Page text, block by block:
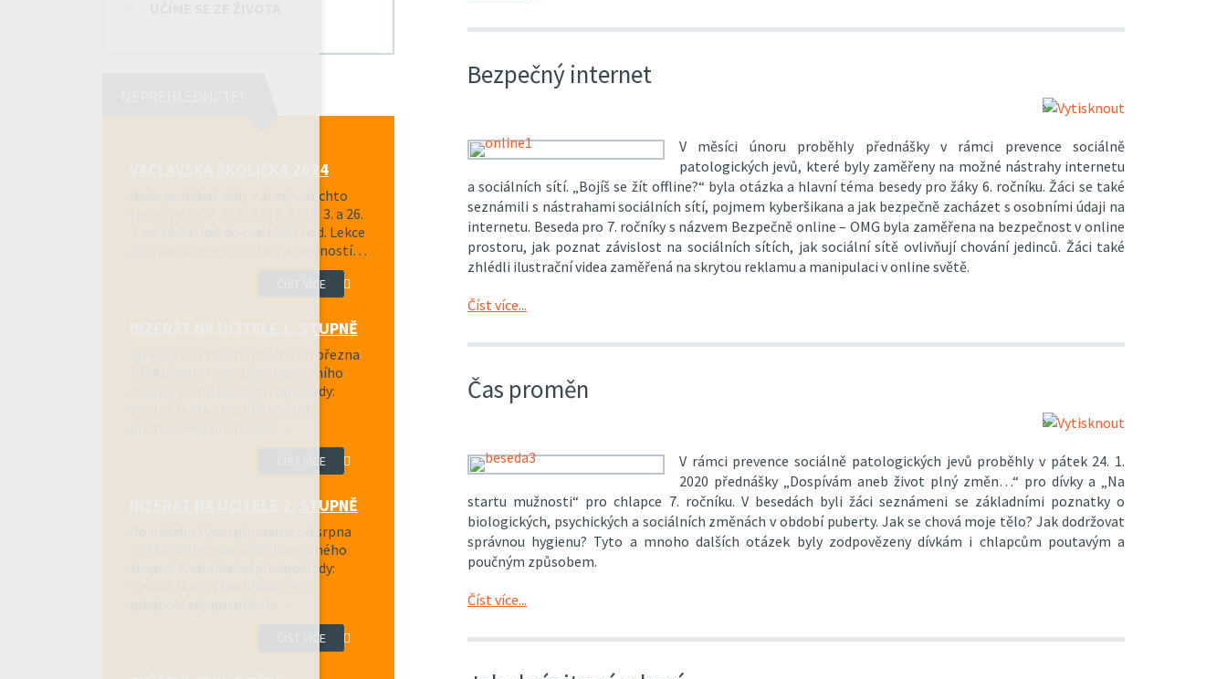
Bezpečný internet
V měsíci únoru proběhly přednášky v rámci prevence sociálně
patologických jevů, které byly zaměřeny na možné nástrahy internetu
a sociálních sítí. „Bojíš se žít offline?“ byla otázka a hlavní téma besedy pro žáky 6. ročníku. Žáci se také
seznámili s nástrahami sociálních sítí, pojmem kyberšikana a jak bezpečně zacházet s osobními údaji na
internetu. Beseda pro 7. ročníky s názvem Bezpečně online – OMG byla zaměřena na bezpečnost v online
prostoru, jak poznat závislost na sociálních sítích, jak sociální sítě ovlivňují chování jedinců. Žáci také
zhlédli ilustrační videa zaměřená na skrytou reklamu a manipulaci v online světě.
Číst více...
Čas proměn
V rámci prevence sociálně patologických jevů proběhly v pátek 24. 1.
2020 přednášky „Dospívám aneb život plný změn…“ pro dívky a „Na
startu mužnosti“ pro chlapce 7. ročníku. V besedách byli žáci seznámeni se základními poznatky o
biologických, psychických a sociálních změnách v období puberty. Jak se chová moje tělo? Jak dodržovat
správnou hygienu? Tyto a mnoho dalších otázek byly zodpovězeny dívkám i chlapcům poutavým a
poučným způsobem.
Číst více...
VÁCLAVSKÁ ŠKOLIČKA 2024
Bude probíhat vždy v úterý v těchto
termínech: 27. 2., 5. 3., 12. 3., 19. 3. a 26.
3. od 16:00 hod. do cca 16:50 hod. Lekce
jsou zaměřeny na rozvoj dovedností…
ČÍST VÍCE
INZERÁT NA UČITELE 1. STUPNĚ
Do našeho týmu přijmeme od března
2024 učitele nebo učitelku prvního
stupně. Kvalifikační předpoklady:
ČÍST VÍCE
INZERÁT NA UČITELE 2. STUPNĚ
Do našeho týmu přijmeme od srpna
2024 učitele nebo učitelku druhého
stupně. Kvalifikační předpoklady:
ČÍST VÍCE